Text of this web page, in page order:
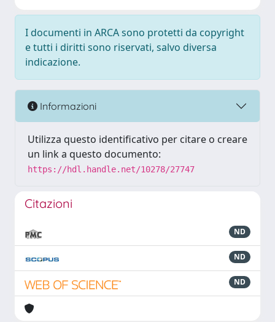
I documenti in ARCA sono protetti da copyright
e tutti i diritti sono riservati, salvo diversa
indicazione.
Informazioni
Utilizza questo identificativo per citare o creare
un link a questo documento:
https://hdl.handle.net/10278/27747
Citazioni
ND
ND
ND